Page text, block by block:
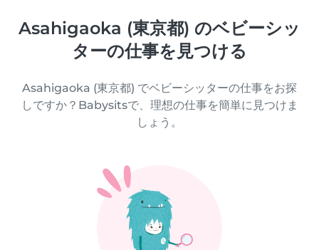
Asahigaoka (東京都) のベビーシッ
ターの仕事を見つける
Asahigaoka (東京都) でベビーシッターの仕事をお探
しですか？Babysitsで、理想の仕事を簡単に見つけま
しょう。